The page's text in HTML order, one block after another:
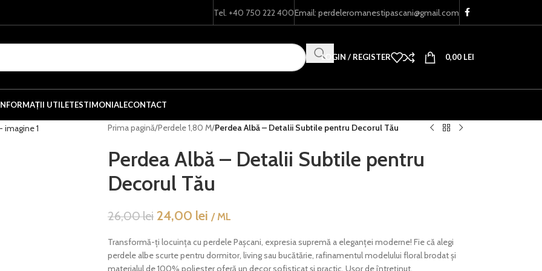
Tel. +40 750 222 400Email: perdeleromanestipascani@gmail.com
LOGIN / REGISTER 0,00 LEI
UTILETESTIMONIALECONTACT
Prima pagină/Perdele 1,80 M/Perdea Albă – Detalii Subtile pentru Decorul Tău
Perdea Albă – Detalii Subtile pentru
Decorul Tău
26,00lei 24,00 lei / ML
Transformă-ți locuința cu perdele Pașcani, expresia supremă a eleganței moderne! Fie că alegi
perdele albe scurte pentru dormitor, living sau bucătărie, rafinamentul modelului floral brodat și
materialul de 100% poliester oferă un decor sofisticat și practic. Ușor de întreținut,